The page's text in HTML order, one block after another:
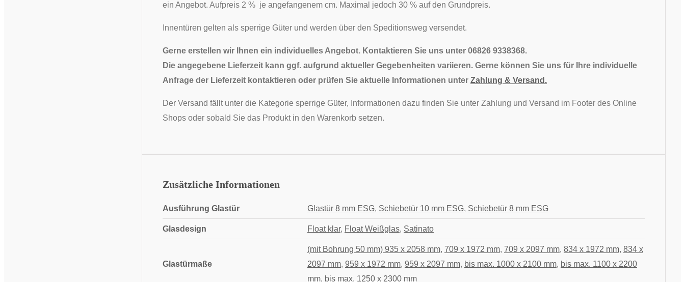
ein Angebot. Aufpreis 2 % je angefangenem cm. Maximal jedoch 30 % auf den Grundpreis.
Innentüren gelten als sperrige Güter und werden über den Speditionsweg versendet.
Gerne erstellen wir Ihnen ein individuelles Angebot. Kontaktieren Sie uns unter 06826 9338368.
Die angegebene Lieferzeit kann ggf. aufgrund aktueller Gegebenheiten variieren. Gerne können Sie uns für Ihre individuelle
Anfrage der Lieferzeit kontaktieren oder prüfen Sie aktuelle Informationen unter Zahlung & Versand.
Der Versand fällt unter die Kategorie sperrige Güter, Informationen dazu finden Sie unter Zahlung und Versand im Footer des Online
Shops oder sobald Sie das Produkt in den Warenkorb setzen.
Zusätzliche Informationen
Ausführung Glastür Glastür 8 mm ESG, Schiebetür 10 mm ESG, Schiebetür 8 mm ESG
Glasdesign Float klar, Float Weißglas, Satinato
Glastürmaße
(mit Bohrung 50 mm) 935 x 2058 mm, 709 x 1972 mm, 709 x 2097 mm, 834 x 1972 mm, 834 x
2097 mm, 959 x 1972 mm, 959 x 2097 mm, bis max. 1000 x 2100 mm, bis max. 1100 x 2200
mm, bis max. 1250 x 2300 mm